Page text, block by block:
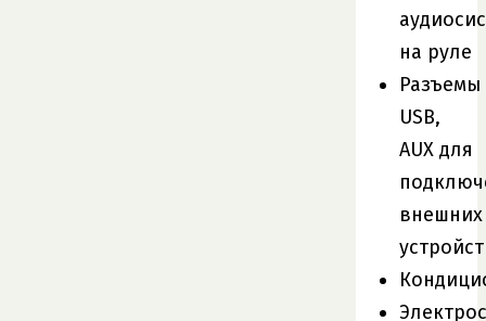
на руле
Разъемы
USB,
AUX для
внешних